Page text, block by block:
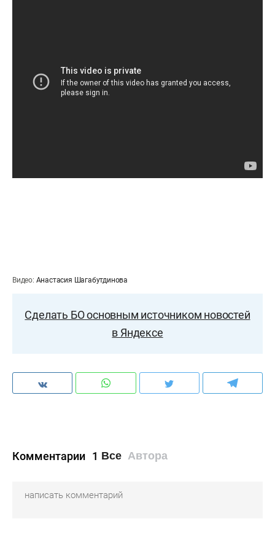
Видео: Анастасия Шагабутдинова
Сделать БО основным источником новостей
в Яндексе
Комментарии 1 Все Автора